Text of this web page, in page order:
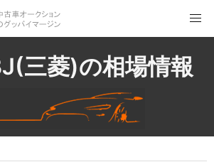
三菱)の相場情報